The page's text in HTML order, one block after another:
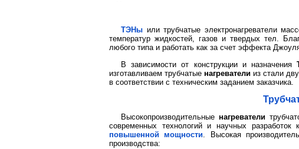
ТЭНы или трубчатые электронагреватели
температур жидкостей, газов и твердых тел.
любого типа и работать как за счет эффекта
В зависимости от конструкции и назначения
изготавливаем трубчатые нагреватели из стали
в соответствии с техническим заданием заказчика.
Высокопроизводительныенагреватели
современных технологий и научных
повышенной мощности. Высокая
производства: